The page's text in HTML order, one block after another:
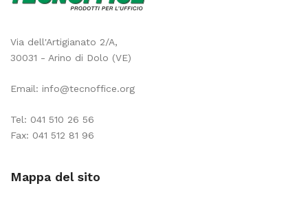
Via dell'Artigianato 2/A,
30031 - Arino di Dolo (VE)
Email: info@tecnoffice.org
Tel: 041 510 26 56
Fax: 041 512 81 96
Mappa del sito